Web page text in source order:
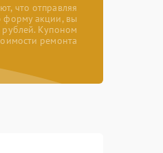
что отправляя
форму акции, вы
Купоном
ремонта